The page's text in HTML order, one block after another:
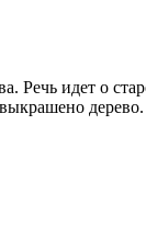
Речь идет о
дерево.